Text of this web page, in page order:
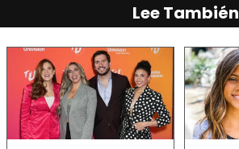
Lee También